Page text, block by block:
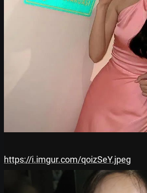
https://i.imgur.com/qoizSeY.jpeg